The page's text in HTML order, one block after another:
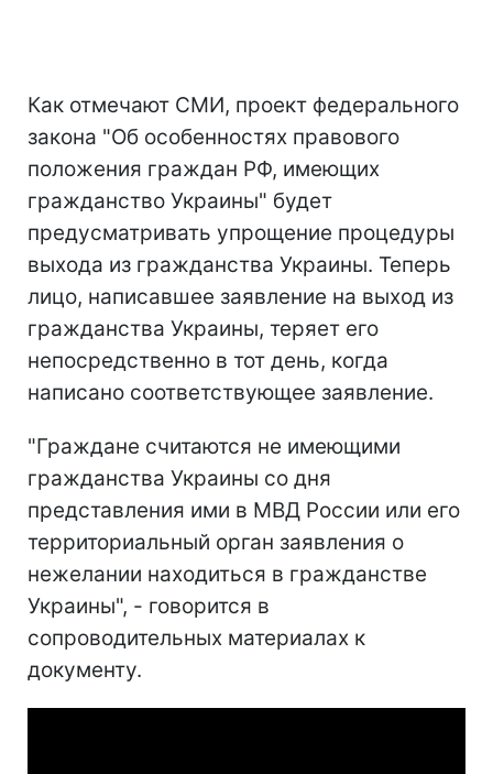
Как отмечают СМИ, проект федерального
закона "Об особенностях правового
положения граждан РФ, имеющих
гражданство Украины" будет
предусматривать упрощение процедуры
выхода из гражданства Украины. Теперь
лицо, написавшее заявление на выход из
гражданства Украины, теряет его
непосредственно в тот день, когда
написано соответствующее заявление.
"Граждане считаются не имеющими
гражданства Украины со дня
представления ими в МВД России или его
территориальный орган заявления о
нежелании находиться в гражданстве
Украины", - говорится в
сопроводительных материалах к
документу.